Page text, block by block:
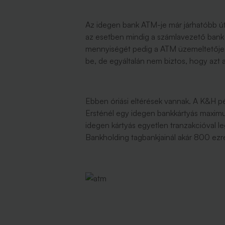
Az idegen bank ATM-je már járhatóbb
az esetben mindig a számlavezető
mennyiségét pedig a ATM
be, de egyáltalán nem biztos, hogy azt
Ebben óriási eltérések vannak. A K&H
Ersténél egy idegen bankkártyás
idegen kártyás egyetlen tranzakcióval
Bankholding tagbankjainál akár 800